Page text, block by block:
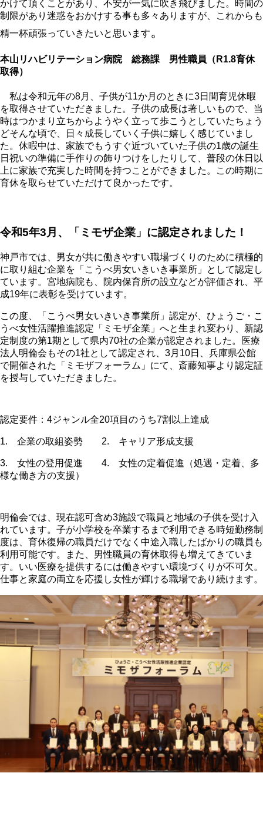
かけて頂くことがあり、不安が一気に吹き飛びました。時間の
制限があり迷惑をおかけする事も多々ありますが、これからも
精一杯頑張っていきたいと思います。
本山リハビリテーション病院 総務課 男性職員 （R1.8育休
取得）
私は令和元年の8月、子供が11か月のときに3日間育児休暇
を取得させていただきました。子供の成長は著しいもので、当
時はつかまり立ちからようやく立って歩こうとしていたちょう
どそんな頃で、日々成長していく子供に嬉しく感じていまし
た。休暇中は、家族でもうすぐ近づいていた子供の1歳の誕生
日祝いの準備に手作りの飾りつけをしたりして、普段の休日以
上に家族で充実した時間を持つことができました。この時期に
育休を取らせていただけて良かったです。
令和5年3月、「ミモザ企業」に認定されました！
神戸市では、男女が共に働きやすい職場づくりのために積極的
に取り組む企業を「こうべ男女いきいき事業所」として認定し
ています。宮地病院も、院内保育所の設立などが評価され、平
成19年に表彰を受けています。
この度、「こうべ男女いきいき事業所」認定が、ひょうご・こ
うべ女性活躍推進認定「ミモザ企業」へと生まれ変わり、新認
定制度の第1期として県内70社の企業が認定されました。医療
法人明倫会もその1社として認定され、 3月 10日、兵庫県公館
で開催された「ミモザフォーラム」にて、斎藤知事より認定証
を授与していただきました。
認定要件： 4ジャンル全20項目のうち7割以上達成
1. 企業の取組姿勢 2. キャリア形成支援
3. 女性の登用促進 4. 女性の定着促進（処遇・定着、多
様な働き方の支援）
明倫会では、現在認可含め3施設で職員と地域の子供を受け入
れています。子が小学校を卒業するまで利用できる時短勤務制
度は、育休復帰の職員だけでなく中途入職したばかりの職員も
利用可能です。また、男性職員の育休取得も増えてきていま
す。いい医療を提供するには働きやすい環境づくりが不可欠。
仕事と家庭の両立を応援し女性が輝ける職場であり続けます。